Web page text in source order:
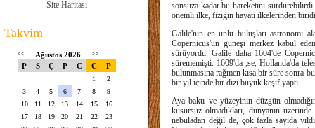
Site Haritası
Takvim
<< Ağustos 2026 >>
P S Ç P C C P
1
2
3
4 5 6 7 8
9
10
11 12 13 14 15
16
17
18 19 20 21 22
23
sonsuza kadar bu hareketini
önemli ilke, fiziğin hayati ilkelerinden
Galile'nin en ünlü buluşları astronomi
Copernicus'un güneşi merkez kabul
sürüyordu. Galile daha 1604'de
sürememişti. 1609'da ;se, Hollanda'da
bulunmasına rağmen kısa bir süre sonra
bir yıl içinde bir dizi büyük keşif yaptı.
Aya baktı ve yüzeyinin düzgün
kusursuz olmadıkları, dünyanın
nebuladan değil de, çok fazla sayıda